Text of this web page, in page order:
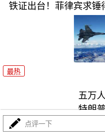
铁证出台！菲律宾求锤
最热
五万
特朗
最热
点评一下